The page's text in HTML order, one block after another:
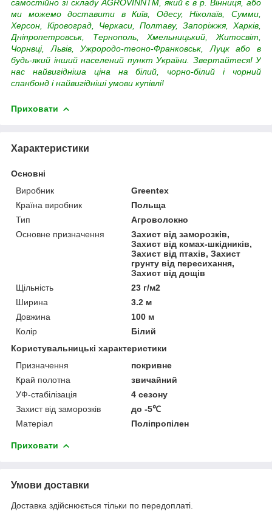
самостійно зі складу AGROVINNTM, який є в р. Вінниця, або
ми можемо доставити в Київ, Одесу, Ніколаїв, Сумми,
Херсон, Кіровоград, Черкаси, Полтаву, Запоріжжя, Харків,
Дніпропетровськ, Тернополь, Хмельницький, Житосвіт,
Чорнвці, Львів, Ужрородо-теоно-Франковськ, Луцк або в
будь-який інший населений пункт України. Звертайтеся! У
нас найвигідніша ціна на білий, чорно-білий і чорний
спанбонд і найвигідніші умови купівлі!
Приховати
Характеристики
Основні
Виробник
Greentex
Країна виробник
Польща
Тип
Агроволокно
Основне призначення
Захист від заморозків,
Захист від комах-шкідників,
Захист від птахів, Захист
грунту від пересихання,
Захист від дощів
Щільність
23 г/м2
Ширина
3.2 м
Довжина
100 м
Колір
Білий
Користувальницькі характеристики
Призначення
покривне
Край полотна
звичайний
УФ-стабілізація
4 сезону
Захист від заморозків
до -5℃
Матеріал
Поліпропілен
Приховати
Умови доставки
Доставка здійснюється тільки по передоплаті.